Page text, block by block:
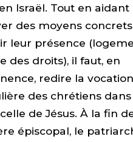
Israël. Tout en aidant
des moyens
leur présence
des droits), il faut, en
redire la vocation
des chrétiens
de Jésus. À la fin
épiscopal, le